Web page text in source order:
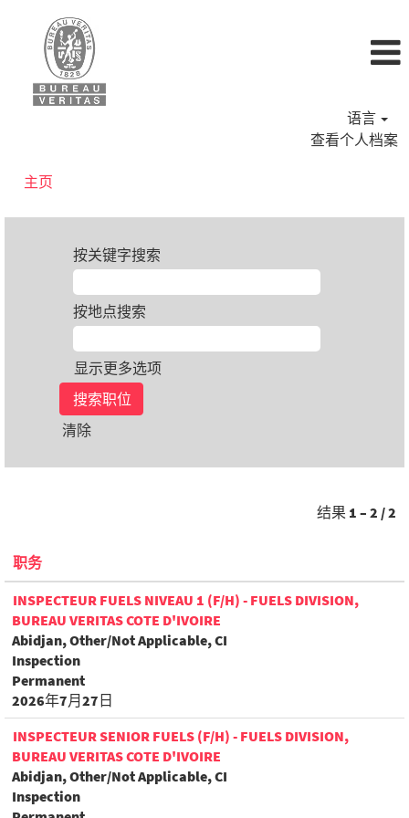
语言
查看个人档案
主页
按关键字搜索
按地点搜索
显示更多选项
清除
结果 1 – 2 /2
职务
INSPECTEUR FUELS NIVEAU 1 (F/H) - FUELS DIVISION,
BUREAU VERITAS COTE D'IVOIRE
Abidjan, Other/Not Applicable, CI
Inspection
Permanent
2026年7月27日
INSPECTEUR SENIOR FUELS (F/H) - FUELS DIVISION,
BUREAU VERITAS COTE D'IVOIRE
Abidjan, Other/Not Applicable, CI
Inspection